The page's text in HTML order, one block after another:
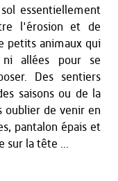
essentiellement
l'érosion et de
petits animaux qui
allées pour se
Des sentiers
saisons ou de la
oublier de venir en
pantalon épais et
la tête ...